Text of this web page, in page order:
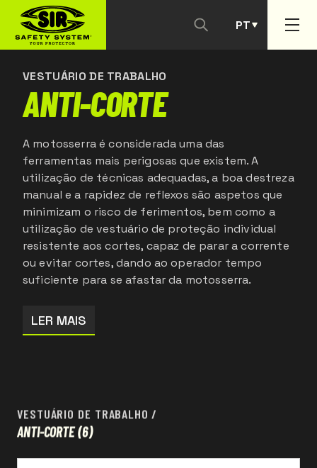
PT
ES
VESTUÁRIO DE TRABALHO
ANTI-CORTE
A motosserra é considerada uma das
ferramentas mais perigosas que existem. A
utilização de técnicas adequadas, a boa destreza
manual e a rapidez de reflexos são aspetos que
minimizam o risco de ferimentos, bem como a
utilização de vestuário de proteção individual
resistente aos cortes, capaz de parar a corrente
ou evitar cortes, dando ao operador tempo
suficiente para se afastar da motosserra.
LER MAIS
VESTUÁRIO DE TRABALHO /
ANTI-CORTE(6)
CONTACTAR-NOS